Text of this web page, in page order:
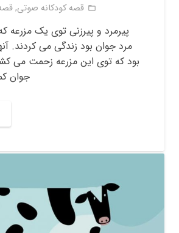
folder_open قصه کودکانه صوتی,
پیرمرد و پیرزنی توی یک
مرد جوان بود زندگی می کردند.
بود که توی این مزرعه زحمت می
جوان